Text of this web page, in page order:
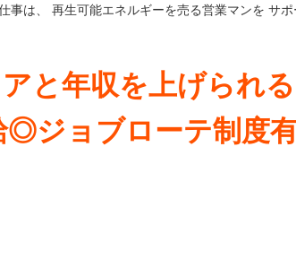
事は、 再生可能エネルギーを売る営業マンを サ
と年収を上げられ
◎ジョブローテ制度